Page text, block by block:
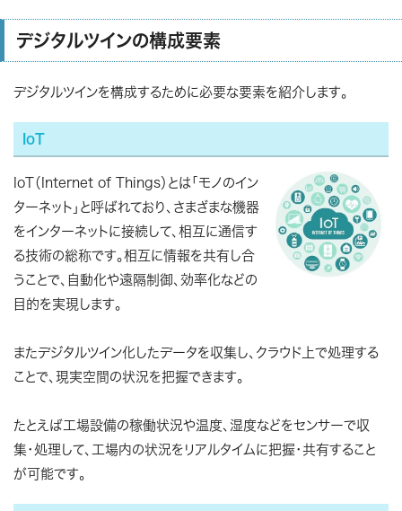
デジタルツインの構成要素
デジタルツインを構成するために必要な要素を紹介します。
IoT
IoT（Internet of Things）とは「モノのイン
ターネット」と呼ばれており、さまざまな機器
をインターネットに接続して、相互に通信す
る技術の総称です。相互に情報を共有し合
うことで、自動化や遠隔制御、効率化などの
目的を実現します。
またデジタルツイン化したデータを収集し、クラウド上で処理する
ことで、現実空間の状況を把握できます。
たとえば工場設備の稼働状況や温度、湿度などをセンサーで収
集・処理して、工場内の状況をリアルタイムに把握・共有すること
が可能です。